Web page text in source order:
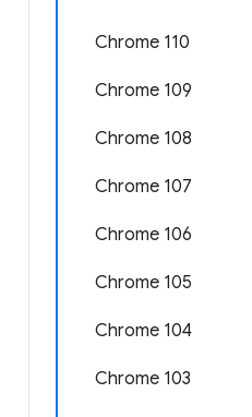
Chrome 110
Chrome 109
Chrome 108
Chrome 107
Chrome 106
Chrome 105
Chrome 104
Chrome 103